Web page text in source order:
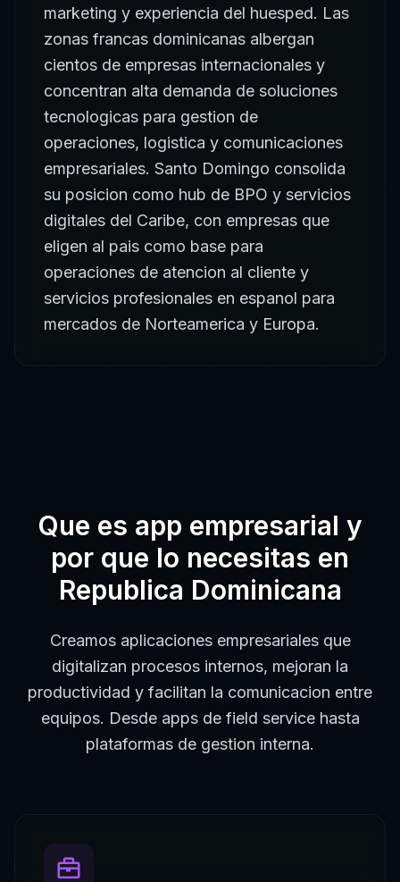
marketing y experiencia del huesped. Las
zonas francas dominicanas albergan
cientos de empresas internacionales y
concentran alta demanda de soluciones
tecnologicas para gestion de
operaciones, logistica y comunicaciones
empresariales. Santo Domingo consolida
su posicion como hub de BPO y servicios
digitales del Caribe, con empresas que
eligen al pais como base para
operaciones de atencion al cliente y
servicios profesionales en espanol para
mercados de Norteamerica y Europa.
Que es app empresarial y
por que lo necesitas en
Republica Dominicana
Creamos aplicaciones empresariales que
digitalizan procesos internos, mejoran la
productividad y facilitan la comunicacion entre
equipos. Desde apps de field service hasta
plataformas de gestion interna.